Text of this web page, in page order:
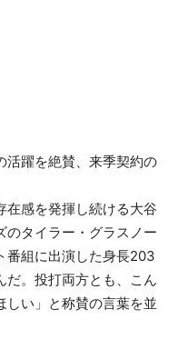
活躍を絶賛、来季契約の
在感を発揮し続ける大谷
のタイラー・グラスノー
番組に出演した身長203
だ。投打両方とも、こん
しい」と称賛の言葉を並